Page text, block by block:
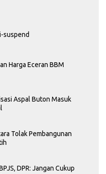
suspend
Harga Eceran BBM
Aspal Buton Masuk
Tolak Pembangunan
DPR: Jangan Cukup